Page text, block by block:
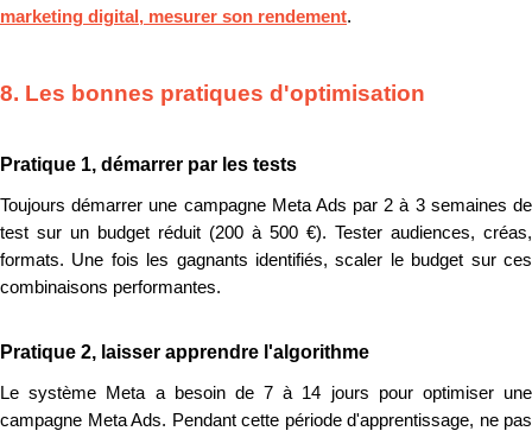
marketing digital, mesurer son rendement.
8. Les bonnes pratiques d'optimisation
Pratique 1, démarrer par les tests
Toujours démarrer une campagne Meta Ads par 2 à 3 semaines de
test sur un budget réduit (200 à 500 €). Tester audiences, créas,
formats. Une fois les gagnants identifiés, scaler le budget sur ces
combinaisons performantes.
Pratique 2, laisser apprendre l'algorithme
Le système Meta a besoin de 7 à 14 jours pour optimiser une
campagne Meta Ads. Pendant cette période d'apprentissage, ne pas